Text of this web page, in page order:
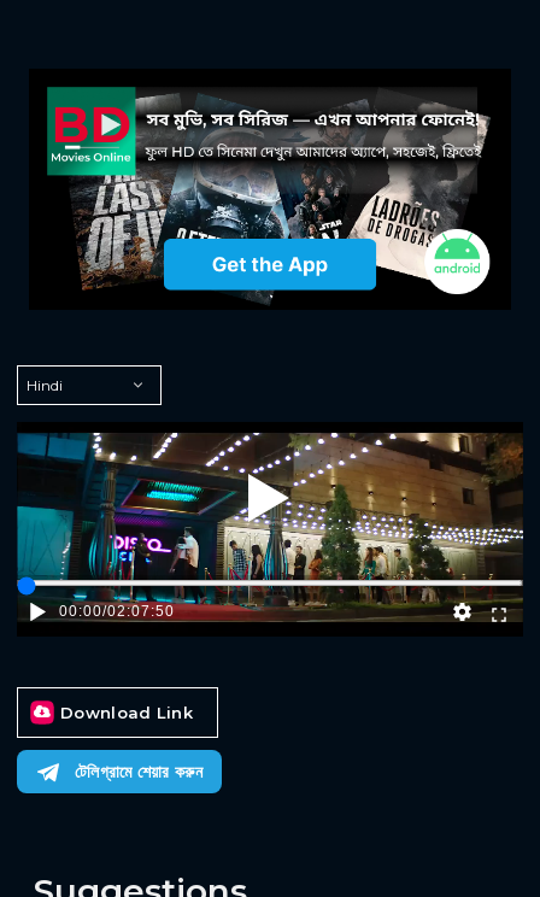
Play
00:00/02:07:50
Download Link
টেলিগ্রামে শেয়ার করুন